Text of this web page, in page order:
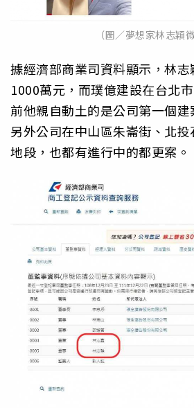
（圖／夢想家林志穎微
據經濟部商業司資料顯示，林
1000萬元，而璞億建設在台北
前他親自動土的是公司第一個建
另外公司在中山區朱崙街、北
地段，也都有進行中的都更案。